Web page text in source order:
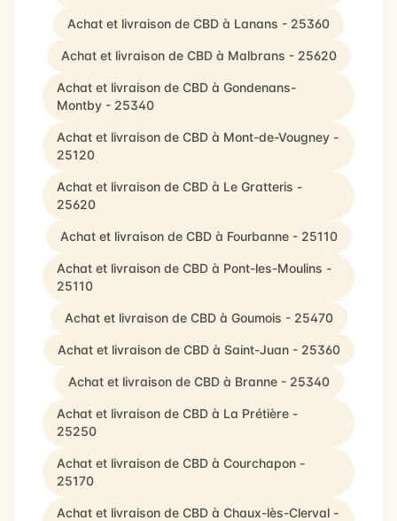
Achat et livraison de CBD à Lanans - 25360
Achat et livraison de CBD à Malbrans - 25620
Achat et livraison de CBD à Gondenans-
Montby - 25340
Achat et livraison de CBD à Mont-de-Vougney -
25120
Achat et livraison de CBD à Le Gratteris -
25620
Achat et livraison de CBD à Fourbanne - 25110
Achat et livraison de CBD à Pont-les-Moulins -
25110
Achat et livraison de CBD à Goumois - 25470
Achat et livraison de CBD à Saint-Juan - 25360
Achat et livraison de CBD à Branne - 25340
Achat et livraison de CBD à La Prétière -
25250
Achat et livraison de CBD à Courchapon -
25170
Achat et livraison de CBD à Chaux-lès-Clerval -